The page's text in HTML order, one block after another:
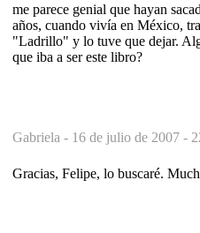
me parece genial que hayan
años, cuando vivía en México,
"Ladrillo" y lo tuve que dejar.
que iba a ser este libro?
Gabriela - 16 de julio de 2007 -
Gracias, Felipe, lo buscaré.